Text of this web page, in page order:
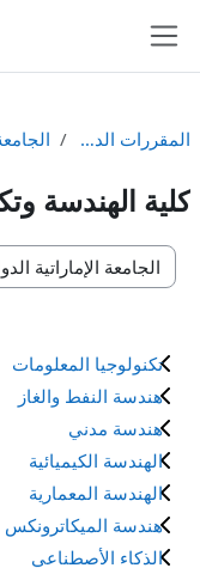
المقررات الدراسية
كلية الهندسة
تصنيفات المقررات
تكنولوجيا المعلومات
هندسة النفط والغاز
هندسة مدني
الهندسة الكيميائية
الهندسة المعمارية
هندسة الميكاترونكس
الذكاء الأصطناعي